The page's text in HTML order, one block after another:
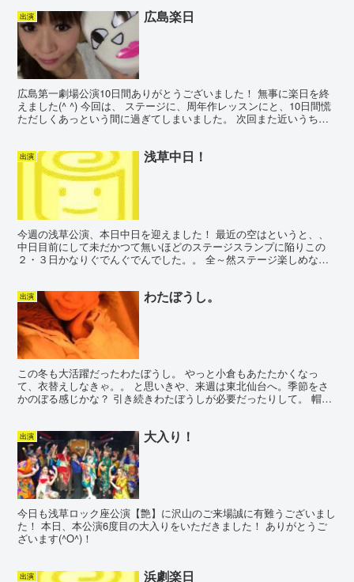
出演 広島楽日
広島第一劇場公演10日間ありがとうございました！ 無事に楽日を終
えました(^ ^) 今回は、 ステージに、周年作レッスンにと、10日間慌
ただしくあっという間に過ぎてしまいました。 次回また近いうちに
出演 浅草中日！
今週の浅草公演、本日中日を迎えました！ 最近の空はというと、、
中日目前にして未だかつて無いほどのステージスランプに陥りこの
２・３日かなりぐでんぐでんでした。。 全～然ステージ楽しめなく
出演 わたぼうし。
この冬も大活躍だったわたぼうし。 やっと小倉もあたたかくなっ
て、衣替えしなきゃ。。 と思いきや、来週は東北仙台へ。季節をさ
かのぼる感じかな？ 引き続きわたぼうしが必要だったりして。 帽子
出演 大入り！
今日も浅草ロック座公演【艶】に沢山のご来場誠に有難うございまし
た！ 本日、本公演6度目の大入りをいただきました！ ありがとうご
ざいます(^O^)！
出演 浜劇楽日